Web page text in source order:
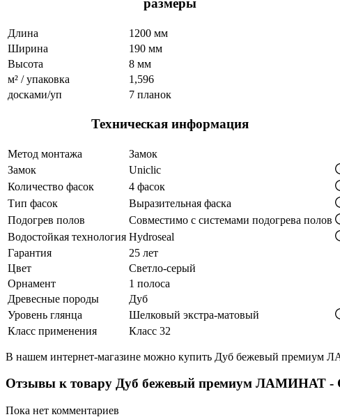
размеры
Длина
1200 мм
Ширина
190 мм
Высота
8 мм
м² / упаковка
1,596
досками/уп
7 планок
Техническая информация
Метод монтажа
Замок
Замок
Uniclic
Количество фасок
4 фасок
Тип фасок
Выразительная фаска
Подогрев полов
Совместимо с системами подогрева полов
Водостойкая технология Hydroseal
Гарантия
25 лет
Цвет
Светло-серый
Орнамент
1 полоса
Древесные породы
Дуб
Уровень глянца
Шелковый экстра-матовый
Класс применения
Класс 32
В нашем интернет-магазине можно купить Дуб бежевый премиум
Отзывы к товару Дуб бежевый премиум ЛАМИНАТ -
Пока нет комментариев